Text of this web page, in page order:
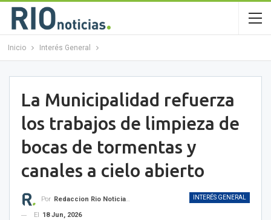
Inicio Interés General
La Municipalidad refuerza
los trabajos de limpieza de
bocas de tormentas y
canales a cielo abierto
INTERÉS GENERAL
Por Redaccion Rio Noticias OK
El
18 Jun, 2026